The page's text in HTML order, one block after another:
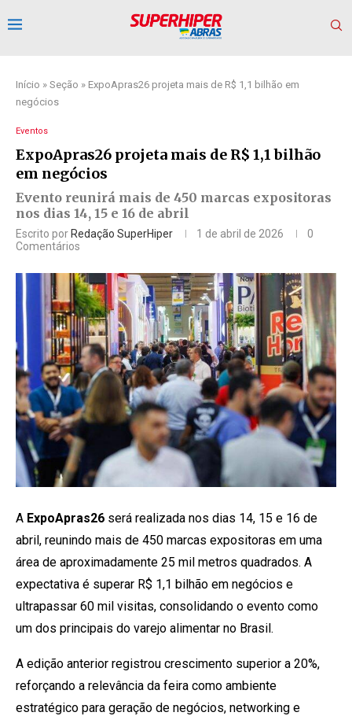
Início » Seção » ExpoApras26 projeta mais de R$ 1,1 bilhão em
negócios
Eventos
ExpoApras26 projeta mais de R$ 1,1 bilhão
em negócios
Evento reunirá mais de 450 marcas expositoras
nos dias 14, 15 e 16 de abril
Escrito porRedação SuperHiper 1 de abril de 2026
0
Comentários
A ExpoApras26 será realizada nos dias 14, 15 e 16 de
abril, reunindo mais de 450 marcas expositoras em uma
área de aproximadamente 25 mil metros quadrados. A
expectativa é superar R$ 1,1 bilhão em negócios e
ultrapassar 60 mil visitas, consolidando o evento como
um dos principais do varejo alimentar no Brasil.
A edição anterior registrou crescimento superior a 20%,
reforçando a relevância da feira como ambiente
estratégico para geração de negócios, networking e